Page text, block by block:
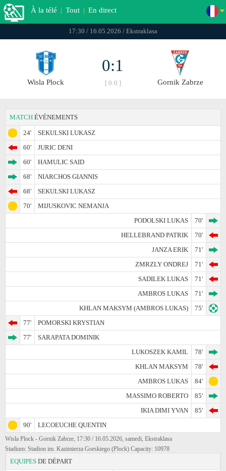
À la télé | Tout | En direct
17:30 / 16.05.2026 / Ekstraklasa
Wisla Plock
0:1
[ 0:0 ] Gornik Zabrze
MATCH ÉVÈNEMENTS
24'
SEKULSKI LUKASZ
60'
JURIC DENI
60'
HAMULIC SAID
68'
NIARCHOS GIANNIS
68'
SEKULSKI LUKASZ
70'
MIJUSKOVIC NEMANJA
PODOLSKI LUKAS
70'
HELLEBRAND PATRIK
70'
JANZA ERIK
71'
ZMRZLY ONDREJ
71'
SADILEK LUKAS
71'
AMBROS LUKAS
71'
KHLAN MAKSYM (AMBROS LUKAS)
75'
77'
POMORSKI KRYSTIAN
77'
SARAPATA DOMINIK
LUKOSZEK KAMIL
78'
KHLAN MAKSYM
78'
AMBROS LUKAS
84'
MASSIMO ROBERTO
85'
IKIA DIMI YVAN
85'
90'
LECOEUCHE QUENTIN
Wisla Plock - Gornik Zabrze, 17:30 / 16.05.2026, samedi, Ekstraklasa
Stadium: Stadion im. Kazimierza Gorskiego (Plock) Capacity: 10978
EQUIPES DE DÉPART